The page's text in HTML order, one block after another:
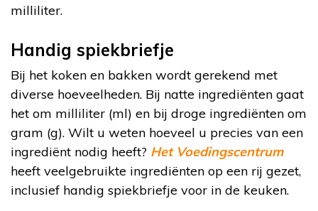
milliliter.
Handig spiekbriefje
Bij het koken en bakken wordt gerekend met
diverse hoeveelheden. Bij natte ingrediënten gaat
het om milliliter (ml) en bij droge ingrediënten om
gram (g). Wilt u weten hoeveel u precies van een
ingrediënt nodig heeft? Het Voedingscentrum
heeft veelgebruikte ingrediënten op een rij gezet,
inclusief handig spiekbriefje voor in de keuken.